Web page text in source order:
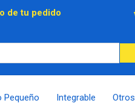
de tu pedido
Pequeño Integrable Otros